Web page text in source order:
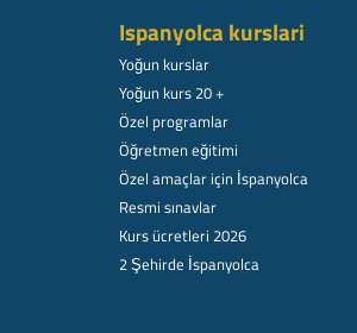
Ispanyolca kurslari
Yoğun kurslar
Yoğun kurs 20 +
Özel programlar
Öğretmen eğitimi
Özel amaçlar için İspanyolca
Resmi sınavlar
Kurs ücretleri 2026
2 Şehirde İspanyolca